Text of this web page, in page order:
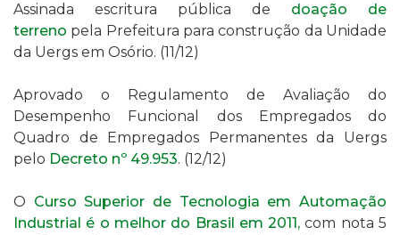
Assinada escritura pública de doação de
terreno pela Prefeitura para construção da Unidade
da Uergs em Osório. (11/12)
Aprovado o Regulamento de Avaliação do
Desempenho Funcional dos Empregados do
Quadro de Empregados Permanentes da Uergs
pelo Decreto nº 49.953. (12/12)
O Curso Superior de Tecnologia emAutomação
Industrial é o melhor do Brasil em 2011,com nota 5